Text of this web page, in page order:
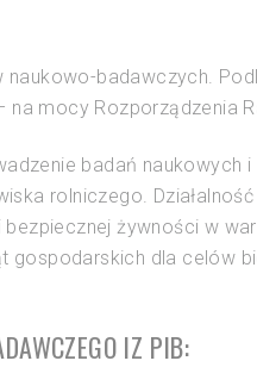
badawczych.
na mocy Rozporządzenia
badań naukowych
rolniczego.
żywności w
gospodarskich dla celów
IZ PIB: